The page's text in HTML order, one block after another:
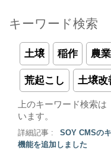
キーワード検索
土壌 稲作 農業
荒起こし 土壌改
上のキーワード検索は
います。
詳細記事 :
SOY CMSの
機能を追加しました